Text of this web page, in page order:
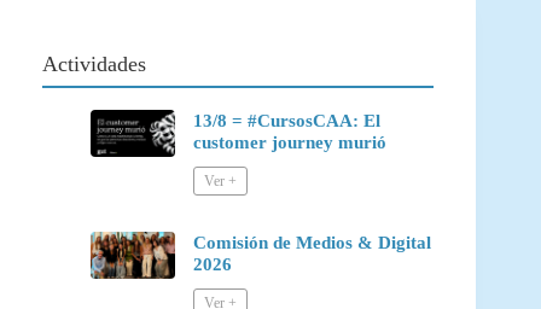
Actividades
13/8 = #CursosCAA: El
customer journey murió
Comisión de Medios & Digital
2026